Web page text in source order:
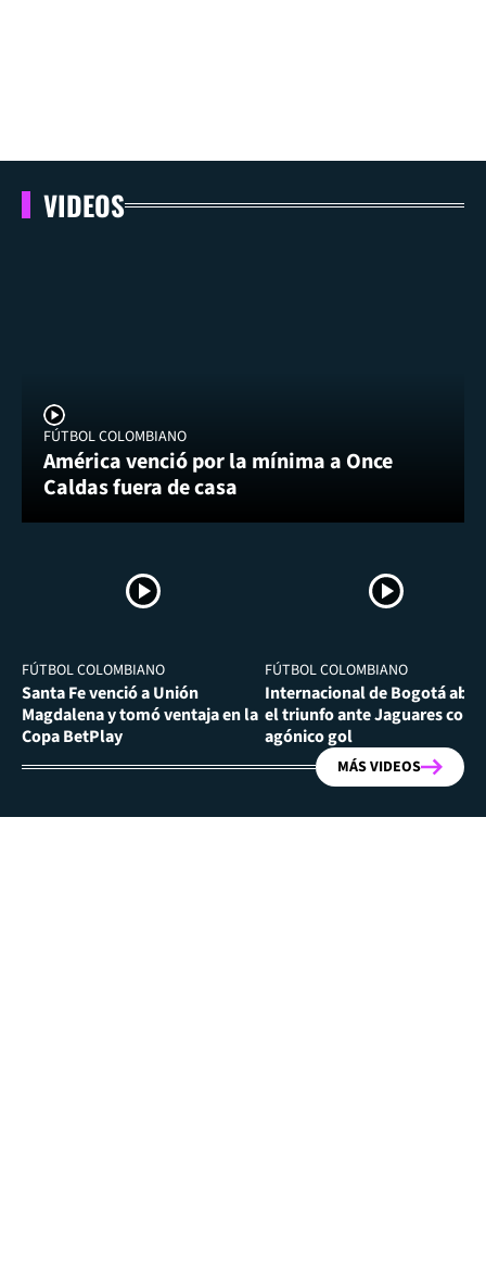
VIDEOS
FÚTBOL COLOMBIANO
América venció por la mínima a Once
Caldas fuera de casa
FÚTBOL COLOMBIANO
Santa Fe venció a Unión
Magdalena y tomó ventaja en la
Copa BetPlay
FÚTBOL COLOMBIANO
Internacional de Bogotá
el triunfo ante Jaguares con
agónico gol
MÁS VIDEOS